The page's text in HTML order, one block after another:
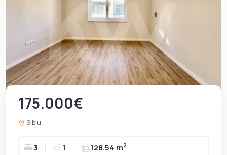
175.000€
Sibiu
3 1 128.54 m2